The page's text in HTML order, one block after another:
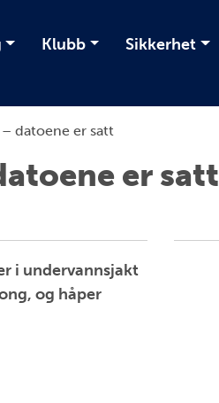
Klubb Sikkerhet
– datoene er satt
er satt
i undervannsjakt
og håper